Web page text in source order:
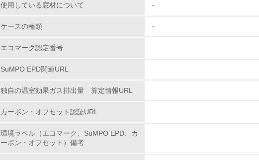
9. <L1> 資源（投入原料、水等）とエネルギー（電力、重油、ガ
10. <L2> 資源とエネルギーの使用量の把握をし、具体的な削減目標
使用している窓材について －
ケースの種類 －
エコマーク認定番号
SuMPO EPD関連URL
独自の温室効果ガス排出量 算定情報URL
カーボン・オフセット認証URL
環境ラベル（エコマーク、SuMPO EPD、カ
ーボン・オフセット）備考